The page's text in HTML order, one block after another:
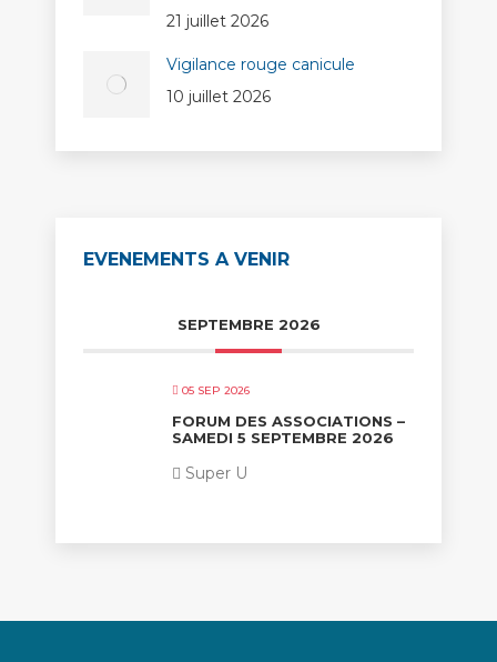
21 juillet 2026
Vigilance rouge canicule
10 juillet 2026
EVENEMENTS A VENIR
SEPTEMBRE 2026
05 SEP 2026
FORUM DES ASSOCIATIONS –
SAMEDI 5 SEPTEMBRE 2026
Super U